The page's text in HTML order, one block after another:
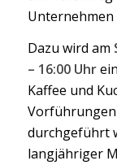
Unternehmen
Dazu wird am
– 16:00 Uhr
Kaffee und
durchgeführt
langjähriger